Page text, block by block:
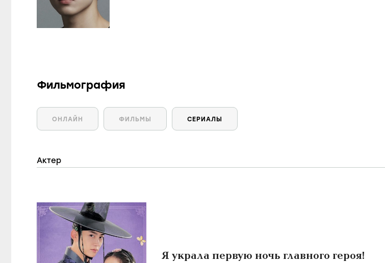
Фильмография
ОНЛАЙН ФИЛЬМЫ СЕРИАЛЫ
Актер
Я украла первую ночь главного героя!